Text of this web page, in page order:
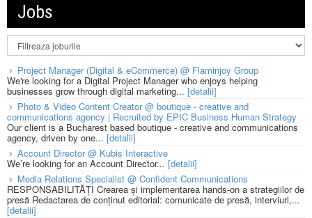
Jobs
Project Manager (Digital & eCommerce) @ Flaminjoy Group
We're looking for a Digital Project Manager who enjoys helping
businesses grow through digital marketing... [detalii]
Photo & Video Content Creator @ boutique - creative and
communications agency | Recruited by EPIC Business Human Strategy
Our client is a Bucharest based boutique - creative and communications
agency, driven by one... [detalii]
Account Director @ Kubis Interactive
We’re looking for an Account Director... [detalii]
Media Relations Specialist @ Confident Communications
RESPONSABILITĂȚI Crearea și implementarea hands-on a strategiilor de
presă Redactarea de conținut editorial: comunicate de presă, interviuri,...
[detalii]